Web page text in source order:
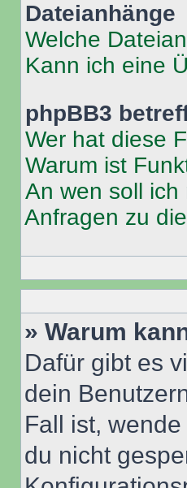
Dateianhänge
Welche
Kann ich eine
phpBB3
Wer hat diese
Warum ist
An wen soll ich
Anfragen zu
» Warum
Dafür gibt es
dein
Fall ist,
du nicht